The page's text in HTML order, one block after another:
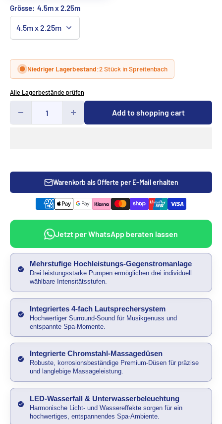
Grösse: 4.5m x 2.25m
Niedriger Lagerbestand:2 Stück in Spreitenbach
Alle Lagerbestände prüfen
Add to shopping cart
Warenkorb als Offerte per E-Mail erhalten
Jetzt per WhatsApp beraten lassen
Mehrstufige Hochleistungs-Gegenstromanlage
Drei leistungsstarke Pumpen ermöglichen drei individuell
wählbare Intensitätsstufen.
Integriertes 4-fach Lautsprechersystem
Hochwertiger Surround-Sound für Musikgenuss und
entspannte Spa-Momente.
Integrierte Chromstahl-Massagedüsen
Robuste, korrosionsbeständige Premium-Düsen für präzise
und langlebige Massageleistung.
LED-Wasserfall & Unterwasserbeleuchtung
Harmonische Licht- und Wassereffekte sorgen für ein
hochwertiges, entspannendes Spa-Ambiente.